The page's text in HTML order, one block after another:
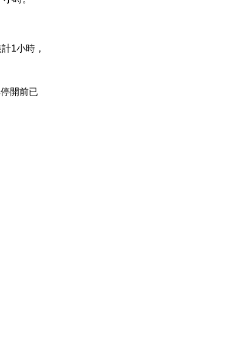
1小時，
開前已